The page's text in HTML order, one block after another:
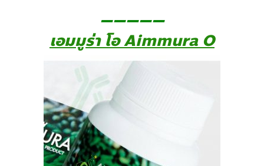
—————
เอมมูร่า โอ Aimmura O